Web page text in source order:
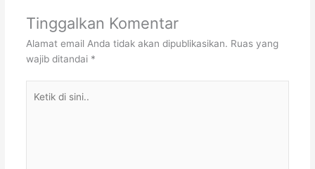
Tinggalkan Komentar
Alamat email Anda tidak akan dipublikasikan. Ruas yang
wajib ditandai *